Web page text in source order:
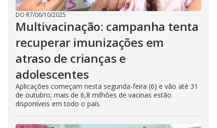
DO R7/06/10/2025
Multivacinação: campanha tenta
recuperar imunizações em
atraso de crianças e
adolescentes
Aplicações começam nesta segunda-feira (6) e vão até 31
de outubro; mais de 6,8 milhões de vacinas estão
disponíveis em todo o país